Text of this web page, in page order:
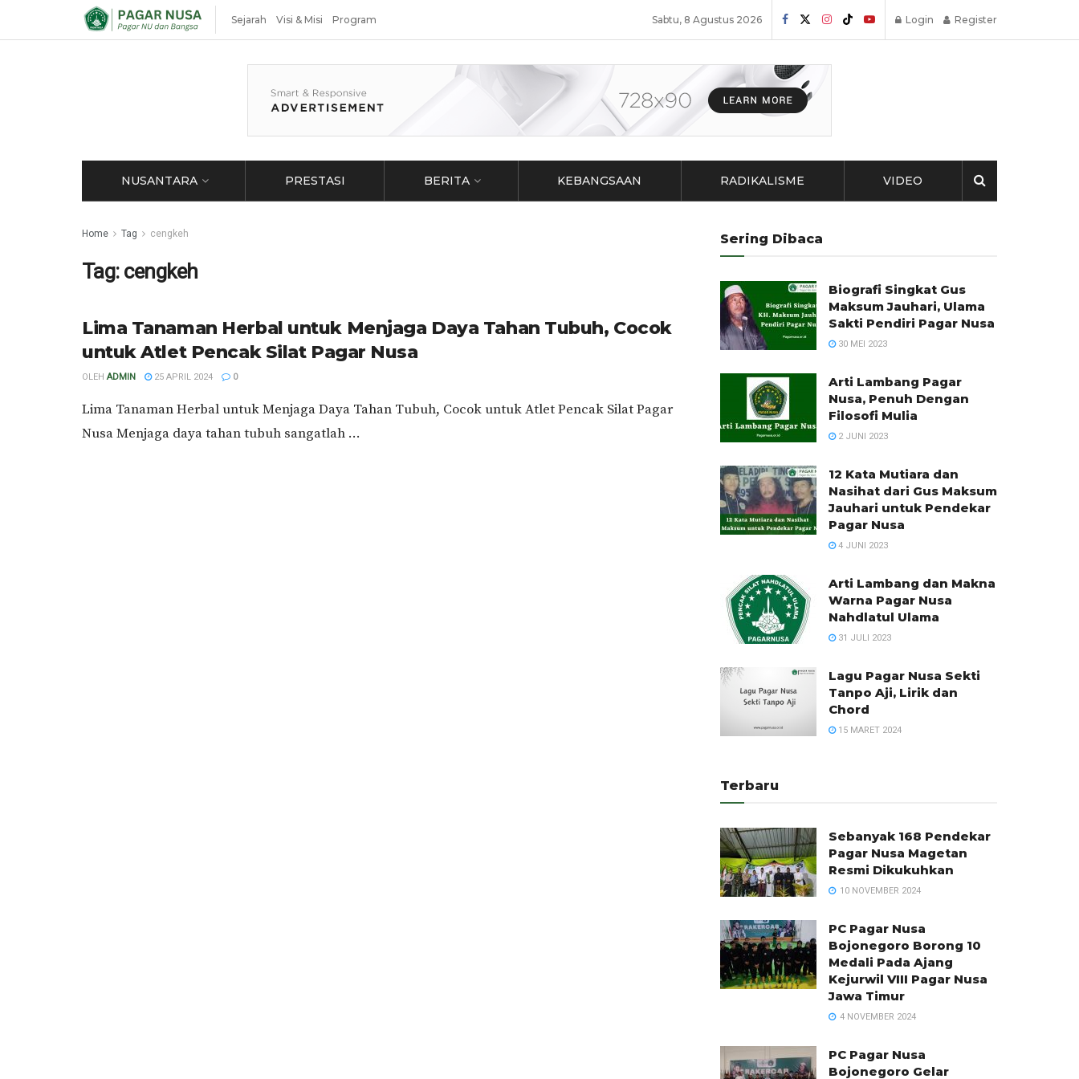
Sejarah Visi & Misi Program Sabtu, 8 Agustus 2026 Login Register
NUSANTARA PRESTASI BERITA KEBANGSAAN RADIKALISME VIDEO
Home Tag cengkeh
Tag: cengkeh
Lima Tanaman Herbal untuk Menjaga Daya Tahan Tubuh, Cocok
untuk Atlet Pencak Silat Pagar Nusa
OLEH ADMIN 25 APRIL 2024 0
Lima Tanaman Herbal untuk Menjaga Daya Tahan Tubuh, Cocok untuk Atlet Pencak Silat Pagar
Nusa Menjaga daya tahan tubuh sangatlah ...
Sering Dibaca
Biografi Singkat Gus
Maksum Jauhari, Ulama
Sakti Pendiri Pagar Nusa
30 MEI 2023
Arti Lambang Pagar
Nusa, Penuh Dengan
Filosofi Mulia
2 JUNI 2023
12 Kata Mutiara dan
Nasihat dari Gus Maksum
Jauhari untuk Pendekar
Pagar Nusa
4 JUNI 2023
Arti Lambang dan Makna
Warna Pagar Nusa
Nahdlatul Ulama
31 JULI 2023
Lagu Pagar Nusa Sekti
Tanpo Aji, Lirik dan
Chord
15 MARET 2024
Terbaru
Sebanyak 168 Pendekar
Pagar Nusa Magetan
Resmi Dikukuhkan
10 NOVEMBER 2024
PC Pagar Nusa
Bojonegoro Borong 10
Medali Pada Ajang
Kejurwil VIII Pagar Nusa
Jawa Timur
4 NOVEMBER 2024
PC Pagar Nusa
Bojonegoro Gelar